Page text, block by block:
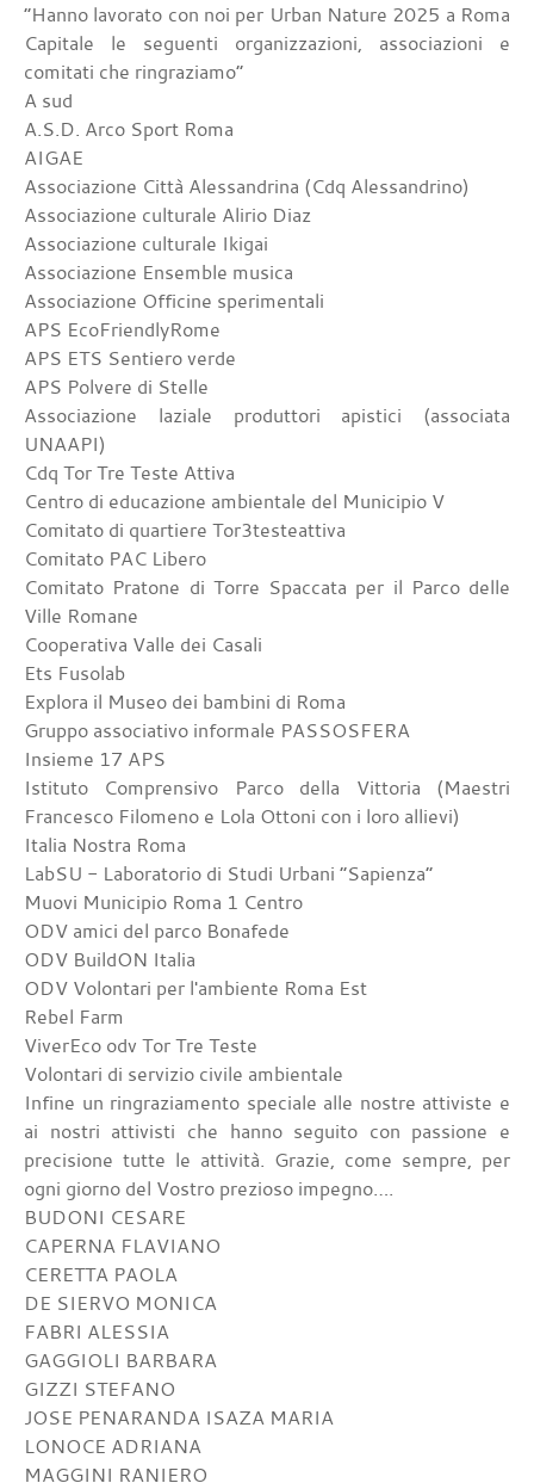
“Hanno lavorato con noi per Urban Nature 2025 a Roma
Capitale le seguenti organizzazioni, associazioni e
comitati che ringraziamo”
A sud
A.S.D. Arco Sport Roma
AIGAE
Associazione Città Alessandrina (Cdq Alessandrino)
Associazione culturale Alirio Diaz
Associazione culturale Ikigai
Associazione Ensemble musica
Associazione Officine sperimentali
APS EcoFriendlyRome
APS ETS Sentiero verde
APS Polvere di Stelle
Associazione laziale produttori apistici (associata
UNAAPI)
Cdq Tor Tre Teste Attiva
Centro di educazione ambientale del Municipio V
Comitato di quartiere Tor3testeattiva
Comitato PAC Libero
Comitato Pratone di Torre Spaccata per il Parco delle
Ville Romane
Cooperativa Valle dei Casali
Ets Fusolab
Explora il Museo dei bambini di Roma
Gruppo associativo informale PASSOSFERA
Insieme 17 APS
Istituto Comprensivo Parco della Vittoria (Maestri
Francesco Filomeno e Lola Ottoni con i loro allievi)
Italia Nostra Roma
LabSU - Laboratorio di Studi Urbani “Sapienza”
Muovi Municipio Roma 1 Centro
ODV amici del parco Bonafede
ODV BuildON Italia
ODV Volontari per l'ambiente Roma Est
Rebel Farm
ViverEco odv Tor Tre Teste
Volontari di servizio civile ambientale
Infine un ringraziamento speciale alle nostre attiviste e
ai nostri attivisti che hanno seguito con passione e
precisione tutte le attività. Grazie, come sempre, per
ogni giorno del Vostro prezioso impegno….
BUDONI CESARE
CAPERNA FLAVIANO
CERETTA PAOLA
DE SIERVO MONICA
FABRI ALESSIA
GAGGIOLI BARBARA
GIZZI STEFANO
JOSE PENARANDA ISAZA MARIA
LONOCE ADRIANA
MAGGINI RANIERO